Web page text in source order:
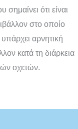
σημαίνει ότι είναι
στο οποίο
αρνητική
κατά τη διάρκεια
οχετών.